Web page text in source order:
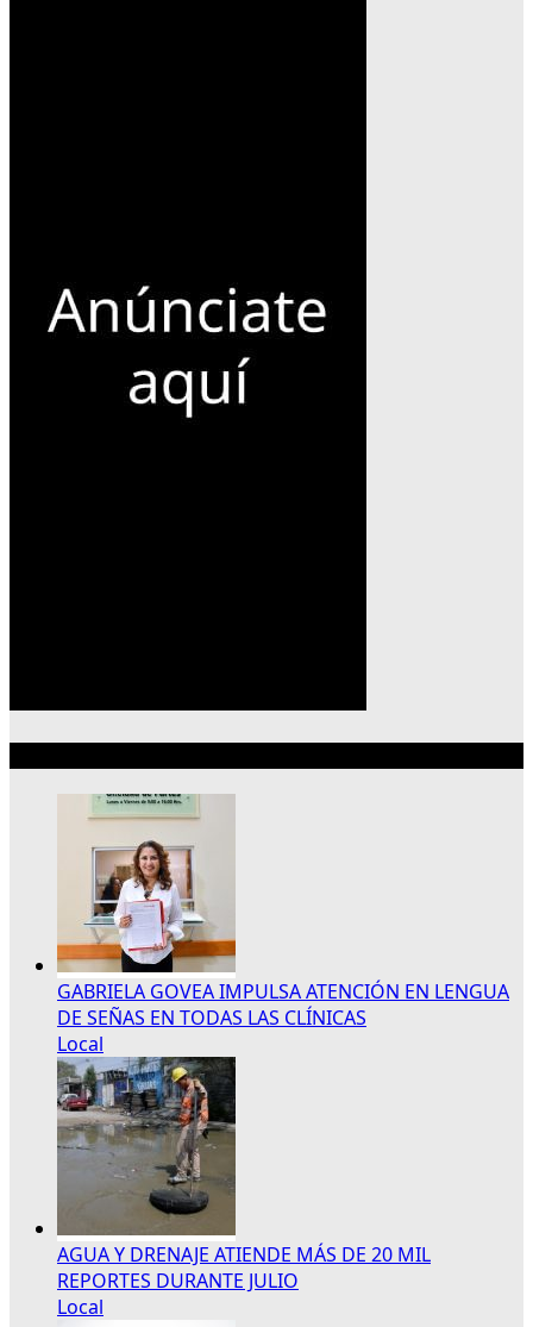
GABRIELA GOVEA IMPULSA ATENCIÓN EN LENGUA
DE SEÑAS EN TODAS LAS CLÍNICAS
Local
AGUA Y DRENAJE ATIENDE MÁS DE 20 MIL
REPORTES DURANTE JULIO
Local